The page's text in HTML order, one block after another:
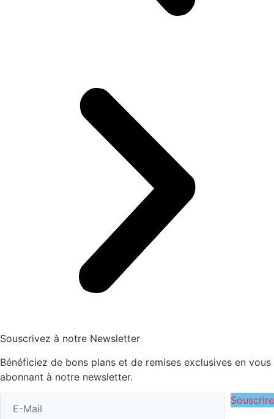
Souscrivez à notre Newsletter
Bénéficiez de bons plans et de remises exclusives en vous
abonnant à notre newsletter.
Souscrire